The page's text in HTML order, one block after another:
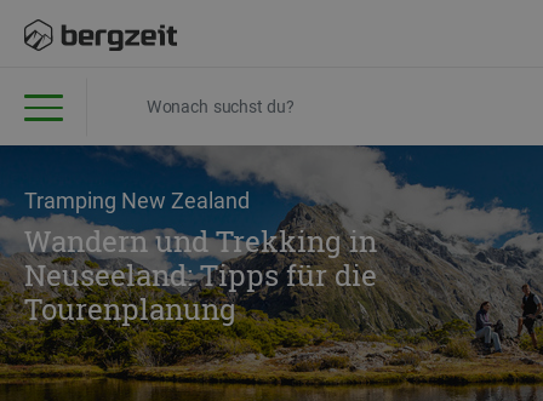
Tramping New Zealand
Wandern und Trekking in
Neuseeland: Tipps für die
Tourenplanung